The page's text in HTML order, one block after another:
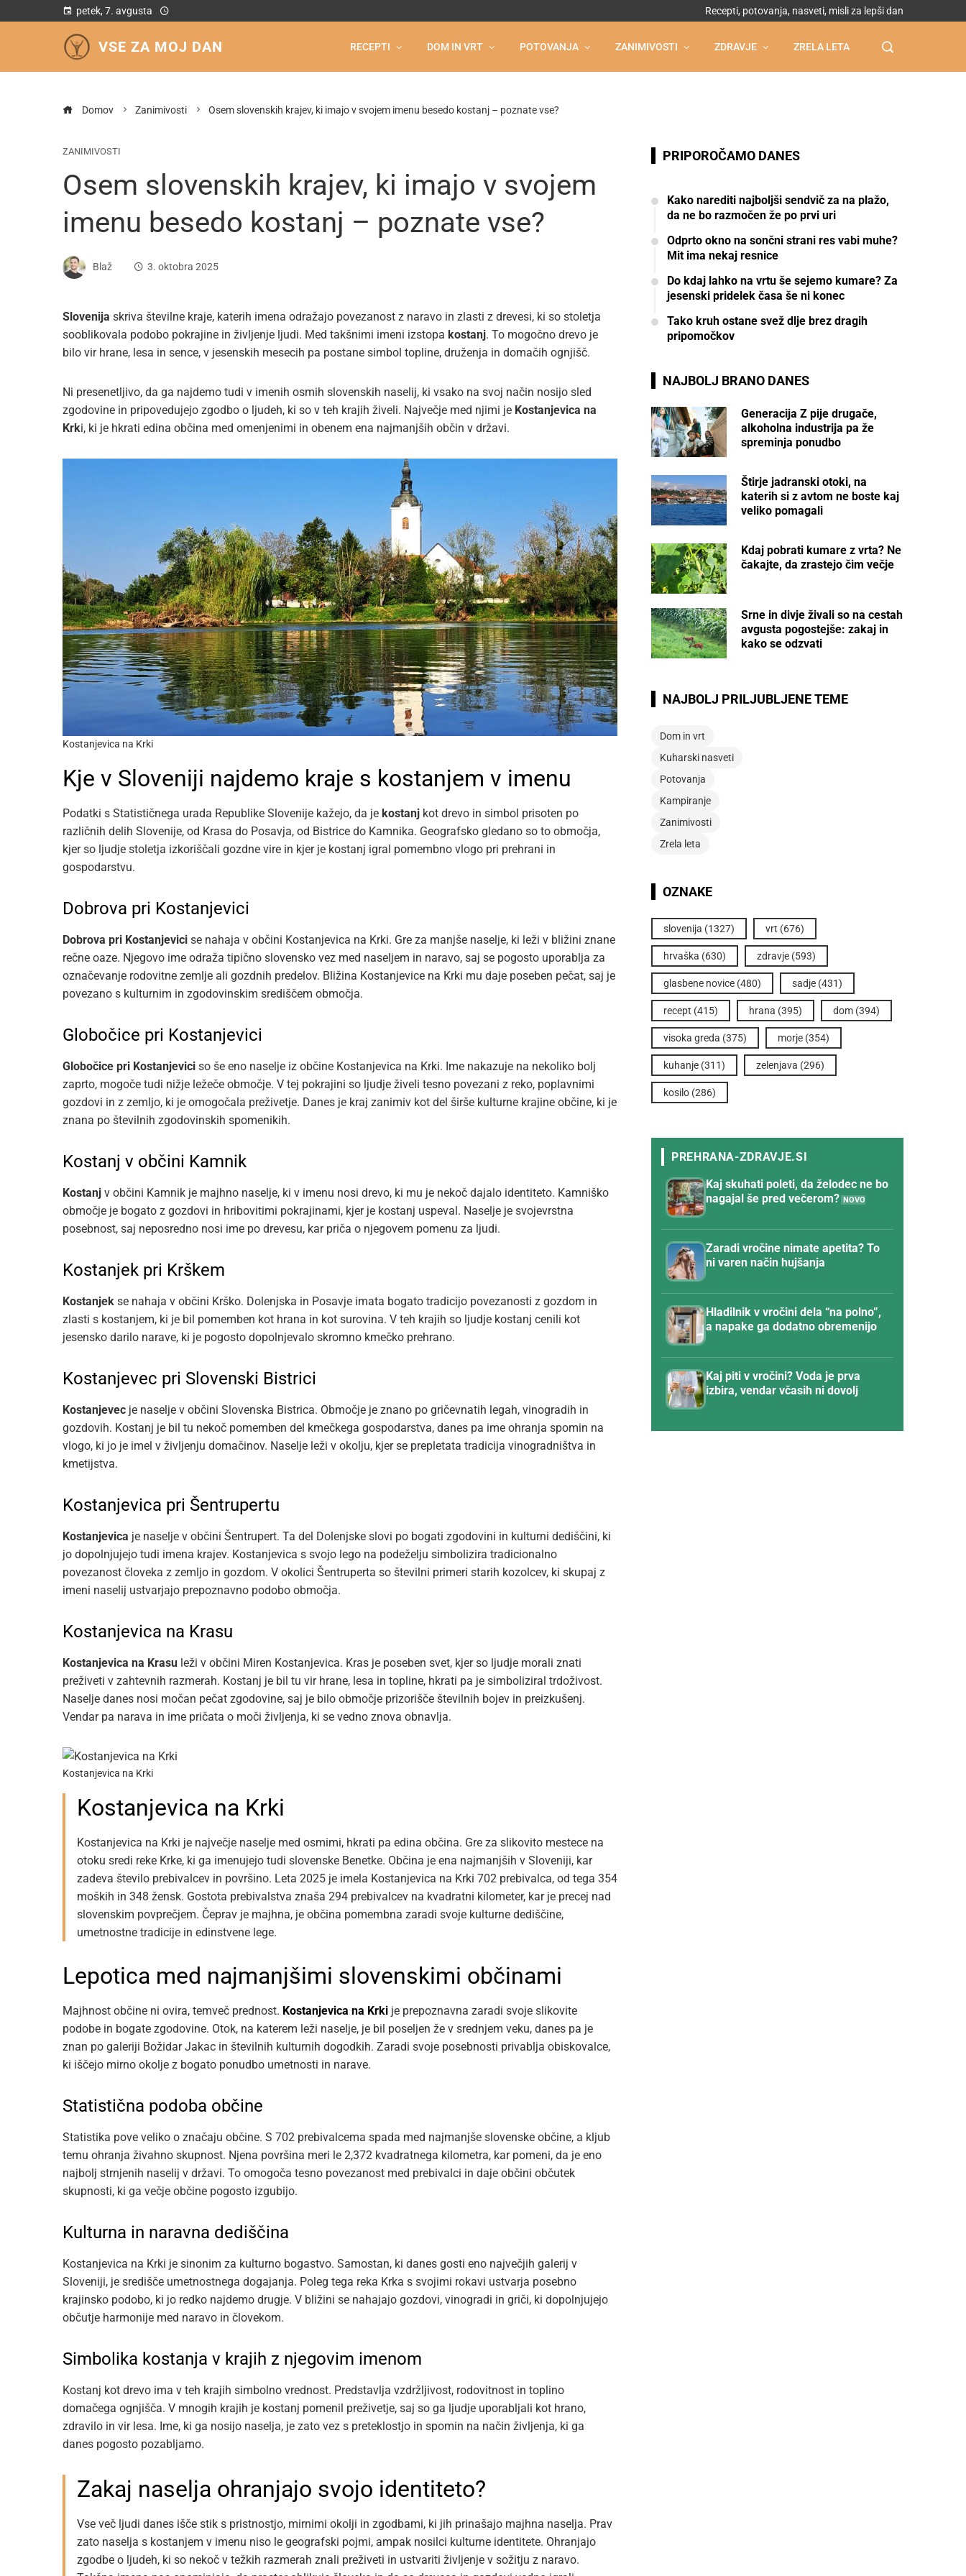
petek, 7. avgusta Recepti, potovanja, nasveti, misli za lepši dan
VSE ZA MOJ DAN RECEPTI DOM IN VRT POTOVANJA ZANIMIVOSTI ZDRAVJE ZRELA LETA
Domov Zanimivosti Osem slovenskih krajev, ki imajo v svojem imenu besedo kostanj – poznate vse?
ZANIMIVOSTI
Osem slovenskih krajev, ki imajo v svojem
imenu besedo kostanj – poznate vse?
Blaž 3. oktobra 2025
Slovenija skriva številne kraje, katerih imena odražajo povezanost z naravo in zlasti z drevesi, ki so stoletja
sooblikovala podobo pokrajine in življenje ljudi. Med takšnimi imeni izstopa kostanj. To mogočno drevo je
bilo vir hrane, lesa in sence, v jesenskih mesecih pa postane simbol topline, druženja in domačih ognjišč.
Ni presenetljivo, da ga najdemo tudi v imenih osmih slovenskih naselij, ki vsako na svoj način nosijo sled
zgodovine in pripovedujejo zgodbo o ljudeh, ki so v teh krajih živeli. Največje med njimi je Kostanjevica na
Krki, ki je hkrati edina občina med omenjenimi in obenem ena najmanjših občin v državi.
Kostanjevica na Krki
Kje v Sloveniji najdemo kraje s kostanjem v imenu
Podatki s Statističnega urada Republike Slovenije kažejo, da je kostanj kot drevo in simbol prisoten po
različnih delih Slovenije, od Krasa do Posavja, od Bistrice do Kamnika. Geografsko gledano so to območja,
kjer so ljudje stoletja izkoriščali gozdne vire in kjer je kostanj igral pomembno vlogo pri prehrani in
gospodarstvu.
Dobrova pri Kostanjevici
Dobrova pri Kostanjevici se nahaja v občini Kostanjevica na Krki. Gre za manjše naselje, ki leži v bližini znane
rečne oaze. Njegovo ime odraža tipično slovensko vez med naseljem in naravo, saj se pogosto uporablja za
označevanje rodovitne zemlje ali gozdnih predelov. Bližina Kostanjevice na Krki mu daje poseben pečat, saj je
povezano s kulturnim in zgodovinskim središčem območja.
Globočice pri Kostanjevici
Globočice pri Kostanjevici so še eno naselje iz občine Kostanjevica na Krki. Ime nakazuje na nekoliko bolj
zaprto, mogoče tudi nižje ležeče območje. V tej pokrajini so ljudje živeli tesno povezani z reko, poplavnimi
gozdovi in z zemljo, ki je omogočala preživetje. Danes je kraj zanimiv kot del širše kulturne krajine občine, ki je
znana po številnih zgodovinskih spomenikih.
Kostanj v občini Kamnik
Kostanj v občini Kamnik je majhno naselje, ki v imenu nosi drevo, ki mu je nekoč dajalo identiteto. Kamniško
območje je bogato z gozdovi in hribovitimi pokrajinami, kjer je kostanj uspeval. Naselje je svojevrstna
posebnost, saj neposredno nosi ime po drevesu, kar priča o njegovem pomenu za ljudi.
Kostanjek pri Krškem
Kostanjek se nahaja v občini Krško. Dolenjska in Posavje imata bogato tradicijo povezanosti z gozdom in
zlasti s kostanjem, ki je bil pomemben kot hrana in kot surovina. V teh krajih so ljudje kostanj cenili kot
jesensko darilo narave, ki je pogosto dopolnjevalo skromno kmečko prehrano.
Kostanjevec pri Slovenski Bistrici
Kostanjevec je naselje v občini Slovenska Bistrica. Območje je znano po gričevnatih legah, vinogradih in
gozdovih. Kostanj je bil tu nekoč pomemben del kmečkega gospodarstva, danes pa ime ohranja spomin na
vlogo, ki jo je imel v življenju domačinov. Naselje leži v okolju, kjer se prepletata tradicija vinogradništva in
kmetijstva.
Kostanjevica pri Šentrupertu
Kostanjevica je naselje v občini Šentrupert. Ta del Dolenjske slovi po bogati zgodovini in kulturni dediščini, ki
jo dopolnjujejo tudi imena krajev. Kostanjevica s svojo lego na podeželju simbolizira tradicionalno
povezanost človeka z zemljo in gozdom. V okolici Šentruperta so številni primeri starih kozolcev, ki skupaj z
imeni naselij ustvarjajo prepoznavno podobo območja.
Kostanjevica na Krasu
Kostanjevica na Krasu leži v občini Miren Kostanjevica. Kras je poseben svet, kjer so ljudje morali znati
preživeti v zahtevnih razmerah. Kostanj je bil tu vir hrane, lesa in topline, hkrati pa je simboliziral trdoživost.
Naselje danes nosi močan pečat zgodovine, saj je bilo območje prizorišče številnih bojev in preizkušenj.
Vendar pa narava in ime pričata o moči življenja, ki se vedno znova obnavlja.
Kostanjevica na Krki
Kostanjevica na Krki
Kostanjevica na Krki je največje naselje med osmimi, hkrati pa edina občina. Gre za slikovito mestece na
otoku sredi reke Krke, ki ga imenujejo tudi slovenske Benetke. Občina je ena najmanjših v Sloveniji, kar
zadeva število prebivalcev in površino. Leta 2025 je imela Kostanjevica na Krki 702 prebivalca, od tega 354
moških in 348 žensk. Gostota prebivalstva znaša 294 prebivalcev na kvadratni kilometer, kar je precej nad
slovenskim povprečjem. Čeprav je majhna, je občina pomembna zaradi svoje kulturne dediščine,
umetnostne tradicije in edinstvene lege.
Lepotica med najmanjšimi slovenskimi občinami
Majhnost občine ni ovira, temveč prednost. Kostanjevica na Krki je prepoznavna zaradi svoje slikovite
podobe in bogate zgodovine. Otok, na katerem leži naselje, je bil poseljen že v srednjem veku, danes pa je
znan po galeriji Božidar Jakac in številnih kulturnih dogodkih. Zaradi svoje posebnosti privablja obiskovalce,
ki iščejo mirno okolje z bogato ponudbo umetnosti in narave.
Statistična podoba občine
Statistika pove veliko o značaju občine. S 702 prebivalcema spada med najmanjše slovenske občine, a kljub
temu ohranja živahno skupnost. Njena površina meri le 2,372 kvadratnega kilometra, kar pomeni, da je eno
najbolj strnjenih naselij v državi. To omogoča tesno povezanost med prebivalci in daje občini občutek
skupnosti, ki ga večje občine pogosto izgubijo.
Kulturna in naravna dediščina
Kostanjevica na Krki je sinonim za kulturno bogastvo. Samostan, ki danes gosti eno največjih galerij v
Sloveniji, je središče umetnostnega dogajanja. Poleg tega reka Krka s svojimi rokavi ustvarja posebno
krajinsko podobo, ki jo redko najdemo drugje. V bližini se nahajajo gozdovi, vinogradi in griči, ki dopolnjujejo
občutje harmonije med naravo in človekom.
Simbolika kostanja v krajih z njegovim imenom
Kostanj kot drevo ima v teh krajih simbolno vrednost. Predstavlja vzdržljivost, rodovitnost in toplino
domačega ognjišča. V mnogih krajih je kostanj pomenil preživetje, saj so ga ljudje uporabljali kot hrano,
zdravilo in vir lesa. Ime, ki ga nosijo naselja, je zato vez s preteklostjo in spomin na način življenja, ki ga
danes pogosto pozabljamo.
Zakaj naselja ohranjajo svojo identiteto?
Vse več ljudi danes išče stik s pristnostjo, mirnimi okolji in zgodbami, ki jih prinašajo majhna naselja. Prav
zato naselja s kostanjem v imenu niso le geografski pojmi, ampak nosilci kulturne identitete. Ohranjajo
zgodbe o ljudeh, ki so nekoč v težkih razmerah znali preživeti in ustvariti življenje v sožitju z naravo.
PRIPOROČAMO DANES
Kako narediti najboljši sendvič za na plažo,
da ne bo razmočen že po prvi uri
Odprto okno na sončni strani res vabi muhe?
Mit ima nekaj resnice
Do kdaj lahko na vrtu še sejemo kumare? Za
jesenski pridelek časa še ni konec
Tako kruh ostane svež dlje brez dragih
pripomočkov
NAJBOLJ BRANO DANES
Generacija Z pije drugače,
alkoholna industrija pa že
spreminja ponudbo
Štirje jadranski otoki, na
katerih si z avtom ne boste kaj
veliko pomagali
Kdaj pobrati kumare z vrta? Ne
čakajte, da zrastejo čim večje
Srne in divje živali so na cestah
avgusta pogostejše: zakaj in
kako se odzvati
NAJBOLJ PRILJUBLJENE TEME
Dom in vrt
Kuharski nasveti
Potovanja
Kampiranje
Zanimivosti
Zrela leta
OZNAKE
slovenija (1327) vrt (676)
hrvaška (630) zdravje (593)
glasbene novice (480) sadje (431)
recept (415) hrana (395) dom (394)
visoka greda (375) morje (354)
kuhanje (311) zelenjava (296)
kosilo (286)
Kaj skuhati poleti, da želodec ne bo
nagajal še pred večerom?
Zaradi vročine nimate apetita? To
ni varen način hujšanja
Hladilnik v vročini dela “na polno”,
a napake ga dodatno obremenijo
Kaj piti v vročini? Voda je prva
izbira, vendar včasih ni dovolj